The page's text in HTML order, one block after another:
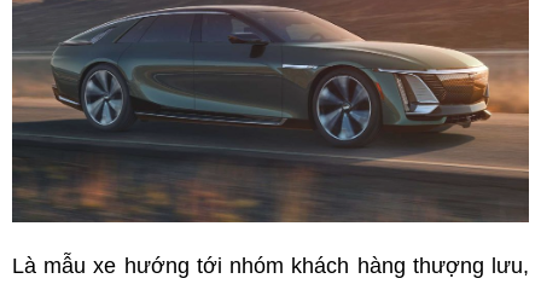
Là mẫu xe hướng tới nhóm khách hàng thượng lưu,